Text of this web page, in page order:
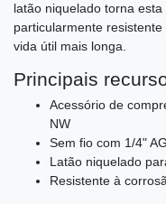
latão niquelado torna
particularmente
vida útil mais longa.
Principais
Acessório de
NW
Sem fio com 1/4" AG
Latão niquelado
Resistente à